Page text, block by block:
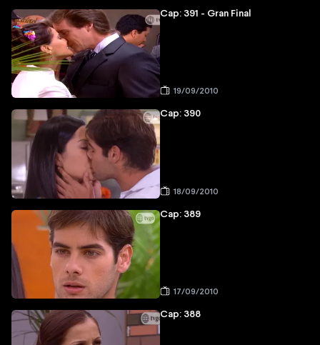
Cap: 391 - Gran Final
19/09/2010
Cap: 390
18/09/2010
Cap: 389
17/09/2010
Cap: 388